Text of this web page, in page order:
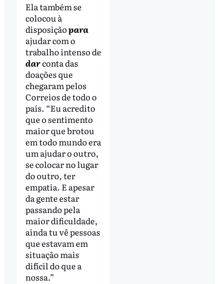
Ela também se
colocou à
disposiçãopara
ajudar com o
trabalho intenso de
darconta das
doações que
chegaram pelos
Correios de todo o
país. “Eu acredito
que o sentimento
maior que brotou
em todo mundo era
um ajudar o outro,
se colocar no lugar
do outro, ter
empatia. E apesar
da gente estar
passando pela
maior dificuldade,
ainda tu vê pessoas
que estavam em
situação mais
difícil do que a
nossa.”